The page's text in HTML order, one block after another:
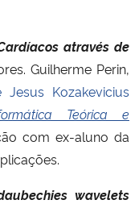
através de
Guilherme Perin,
Kozakevicius
Teórica e
com ex-aluno da
wavelets